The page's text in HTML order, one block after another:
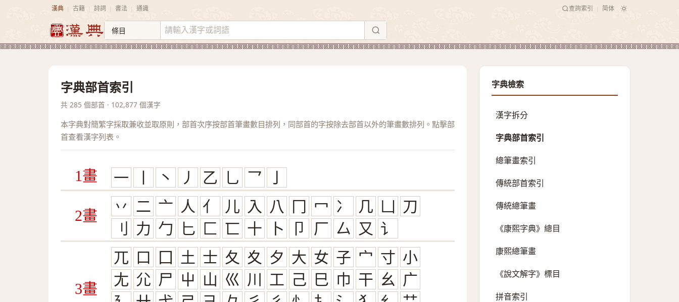
漢典 古籍 詩詞 書法 通識 查詢索引 简体
字典部首索引
共 285 個部首 · 102,877 個漢字
本字典對簡繁字採取兼收並取原則，部首次序按部首筆畫數目排列，同部首的字按除去部首以外的筆畫數排列。點擊部
首查看漢字列表。
1畫 一 丶 丿 乙 乚 乛
2畫
丷 二 亠 人 亻 儿 入 八 冂 冖 冫 几 凵
刀
刂
力 勹 匕 匚 匸 十 卜 卩 厂 厶 又 讠
3畫
兀 口 囗 土 士 夂 夊 夕 大 女 子 宀 寸 小
尢 尣 尸 屮 山 巛 川 工 己 巳 巾 干 幺
广
字典檢索
漢字拆分
字典部首索引
總筆畫索引
傳統部首索引
傳統總筆畫
《康熙字典》總目
康熙總筆畫
《說文解字》標目
拼音索引